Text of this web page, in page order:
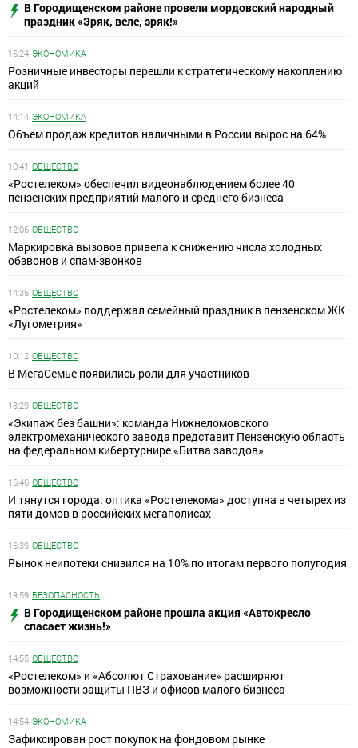
В Городищенском районе провели мордовский народный
праздник «Эряк, веле, эряк!»
16:24 ЭКОНОМИКА
Розничные инвесторы перешли к стратегическому накоплению
акций
14:14 ЭКОНОМИКА
Объем продаж кредитов наличными в России вырос на 64%
10:41 ОБЩЕСТВО
«Ростелеком» обеспечил видеонаблюдением более 40
пензенских предприятий малого и среднего бизнеса
12:06 ОБЩЕСТВО
Маркировка вызовов привела к снижению числа холодных
обзвонов и спам-звонков
14:35 ОБЩЕСТВО
«Ростелеком» поддержал семейный праздник в пензенском ЖК
«Лугометрия»
10:12 ОБЩЕСТВО
В МегаСемье появились роли для участников
13:29 ОБЩЕСТВО
«Экипаж без башни»: команда Нижнеломовского
электромеханического завода представит Пензенскую область
на федеральном кибертурнире «Битва заводов»
16:46 ОБЩЕСТВО
И тянутся города: оптика «Ростелекома» доступна в четырех из
пяти домов в российских мегаполисах
16:39 ОБЩЕСТВО
Рынок неипотеки снизился на 10% по итогам первого полугодия
19:59 БЕЗОПАСНОСТЬ
В Городищенском районе прошла акция «Автокресло
спасает жизнь!»
14:55 ОБЩЕСТВО
«Ростелеком» и «Абсолют Страхование» расширяют
возможности защиты ПВЗ и офисов малого бизнеса
14:54 ЭКОНОМИКА
Зафиксирован рост покупок на фондовом рынке